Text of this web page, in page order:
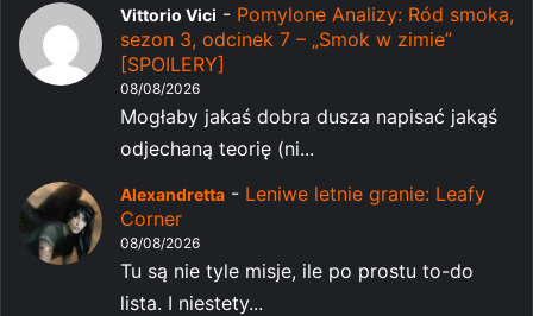
Vittorio Vici - Pomylone Analizy: Ród smoka,
sezon 3, odcinek 7 – „Smok w zimie”
[SPOILERY]
08/08/2026
Mogłaby jakaś dobra dusza napisać jakąś
odjechaną teorię (ni...
Alexandretta - Leniwe letnie granie: Leafy
Corner
08/08/2026
Tu są nie tyle misje, ile po prostu to-do
lista. I niestety...